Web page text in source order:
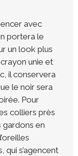
avec
portera le
un look plus
unie et
il conservera
le noir sera
Pour
colliers près
gardons en
qui s’agencent